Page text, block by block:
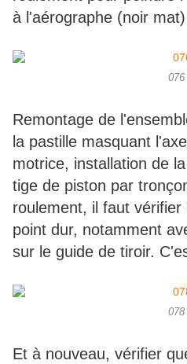
à l'aérographe (noir mat)
076
Remontage de
la pastille masquant
motrice, installation de
tige de piston par
roulement, il faut
point dur, notamment
sur le guide de tiroir.
078
Et à nouveau, vérifier